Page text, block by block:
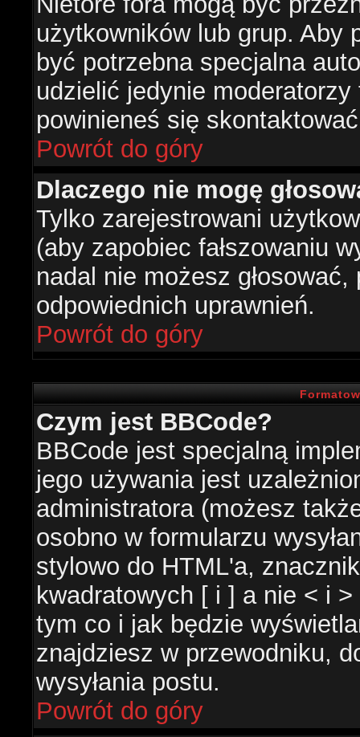
użytkowników lub grup. Aby
być potrzebna specjalna
udzielić jedynie
powinieneś się
Powrót do góry
Dlaczego nie mogę
Tylko zarejestrowani
(aby zapobiec fałszowaniu
nadal nie możesz
odpowiednich uprawnień.
Powrót do góry
Czym jest BBCode?
BBCode jest specjalną
jego używania jest
administratora (możesz
osobno w formularzu
stylowo do HTML'a,
kwadratowych [ i ] a nie < i
tym co i jak będzie
znajdziesz w przewodniku,
wysyłania postu.
Powrót do góry